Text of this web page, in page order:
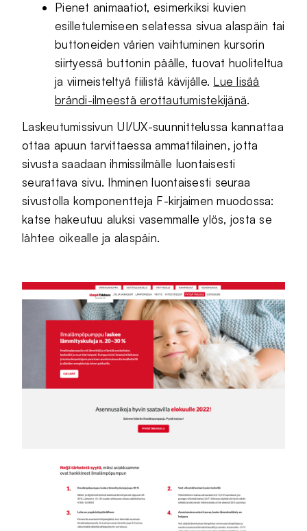
Pienet animaatiot, esimerkiksi kuvien
esilletulemiseen selatessa sivua alaspäin tai
buttoneiden värien vaihtuminen kursorin
siirtyessä buttonin päälle, tuovat huoliteltua
ja viimeisteltyä fiilistä kävijälle. Lue lisää
brändi-ilmeestä erottautumistekijänä.
Laskeutumissivun UI/UX-suunnittelussa kannattaa
ottaa apuun tarvittaessa ammattilainen, jotta
sivusta saadaan ihmissilmälle luontaisesti
seurattava sivu. Ihminen luontaisesti seuraa
sivustolla komponentteja F-kirjaimen muodossa:
katse hakeutuu aluksi vasemmalle ylös, josta se
lähtee oikealle ja alaspäin.